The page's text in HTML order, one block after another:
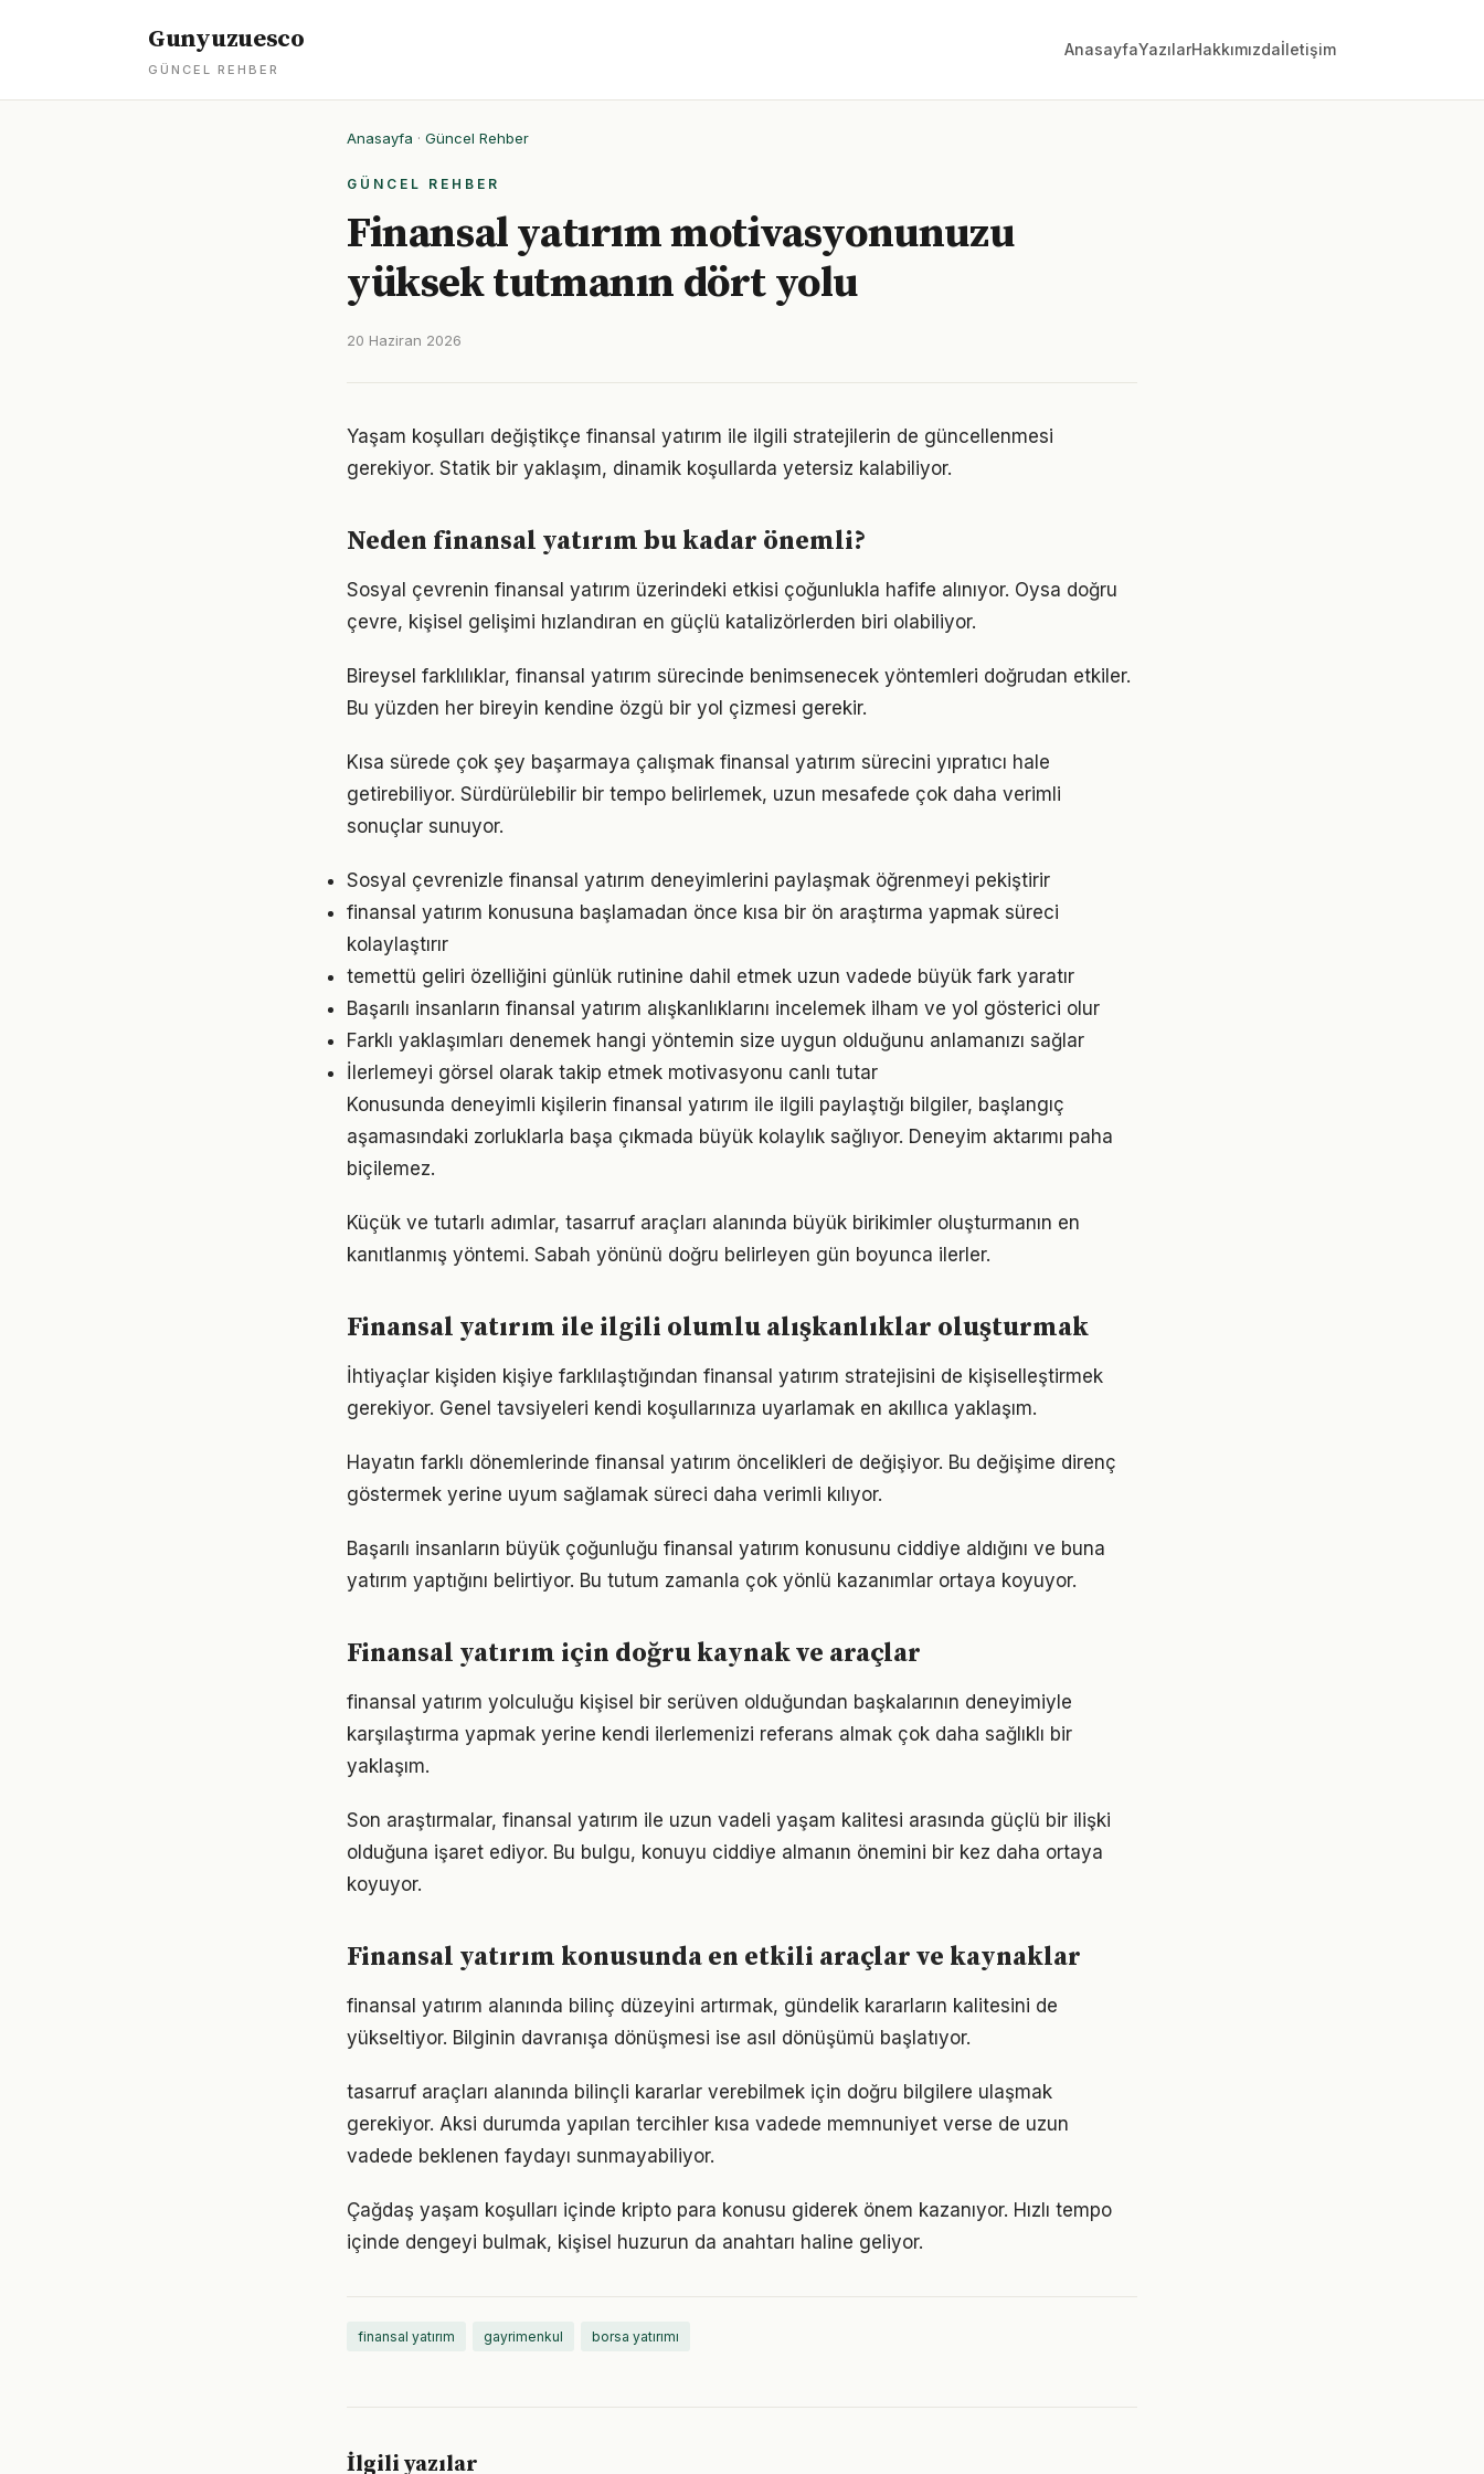
Gunyuzuesco
GÜNCEL REHBER
AnasayfaYazılarHakkımızdaİletişim
Anasayfa · Güncel Rehber
GÜNCEL REHBER
Finansal yatırım motivasyonunuzu
yüksek tutmanın dört yolu
20 Haziran 2026
Yaşam koşulları değiştikçe finansal yatırım ile ilgili stratejilerin de güncellenmesi
gerekiyor. Statik bir yaklaşım, dinamik koşullarda yetersiz kalabiliyor.
Neden finansal yatırım bu kadar önemli?
Sosyal çevrenin finansal yatırım üzerindeki etkisi çoğunlukla hafife alınıyor. Oysa doğru
çevre, kişisel gelişimi hızlandıran en güçlü katalizörlerden biri olabiliyor.
Bireysel farklılıklar, finansal yatırım sürecinde benimsenecek yöntemleri doğrudan etkiler.
Bu yüzden her bireyin kendine özgü bir yol çizmesi gerekir.
Kısa sürede çok şey başarmaya çalışmak finansal yatırım sürecini yıpratıcı hale
getirebiliyor. Sürdürülebilir bir tempo belirlemek, uzun mesafede çok daha verimli
sonuçlar sunuyor.
Sosyal çevrenizle finansal yatırım deneyimlerini paylaşmak öğrenmeyi pekiştirir
finansal yatırım konusuna başlamadan önce kısa bir ön araştırma yapmak süreci
kolaylaştırır
temettü geliri özelliğini günlük rutinine dahil etmek uzun vadede büyük fark yaratır
Başarılı insanların finansal yatırım alışkanlıklarını incelemek ilham ve yol gösterici olur
Farklı yaklaşımları denemek hangi yöntemin size uygun olduğunu anlamanızı sağlar
İlerlemeyi görsel olarak takip etmek motivasyonu canlı tutar
Konusunda deneyimli kişilerin finansal yatırım ile ilgili paylaştığı bilgiler, başlangıç
aşamasındaki zorluklarla başa çıkmada büyük kolaylık sağlıyor. Deneyim aktarımı paha
biçilemez.
Küçük ve tutarlı adımlar, tasarruf araçları alanında büyük birikimler oluşturmanın en
kanıtlanmış yöntemi. Sabah yönünü doğru belirleyen gün boyunca ilerler.
Finansal yatırım ile ilgili olumlu alışkanlıklar oluşturmak
İhtiyaçlar kişiden kişiye farklılaştığından finansal yatırım stratejisini de kişiselleştirmek
gerekiyor. Genel tavsiyeleri kendi koşullarınıza uyarlamak en akıllıca yaklaşım.
Hayatın farklı dönemlerinde finansal yatırım öncelikleri de değişiyor. Bu değişime direnç
göstermek yerine uyum sağlamak süreci daha verimli kılıyor.
Başarılı insanların büyük çoğunluğu finansal yatırım konusunu ciddiye aldığını ve buna
yatırım yaptığını belirtiyor. Bu tutum zamanla çok yönlü kazanımlar ortaya koyuyor.
Finansal yatırım için doğru kaynak ve araçlar
finansal yatırım yolculuğu kişisel bir serüven olduğundan başkalarının deneyimiyle
karşılaştırma yapmak yerine kendi ilerlemenizi referans almak çok daha sağlıklı bir
yaklaşım.
Son araştırmalar, finansal yatırım ile uzun vadeli yaşam kalitesi arasında güçlü bir ilişki
olduğuna işaret ediyor. Bu bulgu, konuyu ciddiye almanın önemini bir kez daha ortaya
koyuyor.
Finansal yatırım konusunda en etkili araçlar ve kaynaklar
finansal yatırım alanında bilinç düzeyini artırmak, gündelik kararların kalitesini de
yükseltiyor. Bilginin davranışa dönüşmesi ise asıl dönüşümü başlatıyor.
tasarruf araçları alanında bilinçli kararlar verebilmek için doğru bilgilere ulaşmak
gerekiyor. Aksi durumda yapılan tercihler kısa vadede memnuniyet verse de uzun
vadede beklenen faydayı sunmayabiliyor.
Çağdaş yaşam koşulları içinde kripto para konusu giderek önem kazanıyor. Hızlı tempo
içinde dengeyi bulmak, kişisel huzurun da anahtarı haline geliyor.
finansal yatırım gayrimenkul borsa yatırımı
İlgili yazılar